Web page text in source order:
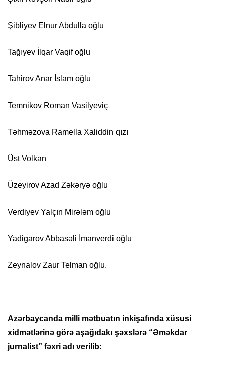
Şibliyev Elnur Abdulla oğlu
Tağıyev İlqar Vaqif oğlu
Tahirov Anar İslam oğlu
Temnikov Roman Vasilyeviç
Təhməzova Ramella Xaliddin qızı
Üst Volkan
Üzeyirov Azad Zəkəryə oğlu
Verdiyev Yalçın Mirələm oğlu
Yadigarov Abbasəli İmanverdi oğlu
Zeynalov Zaur Telman oğlu.
Azərbaycanda milli mətbuatın inkişafında xüsusi
xidmətlərinə görə aşağıdakı şəxslərə “Əməkdar
jurnalist” fəxri adı verilib: